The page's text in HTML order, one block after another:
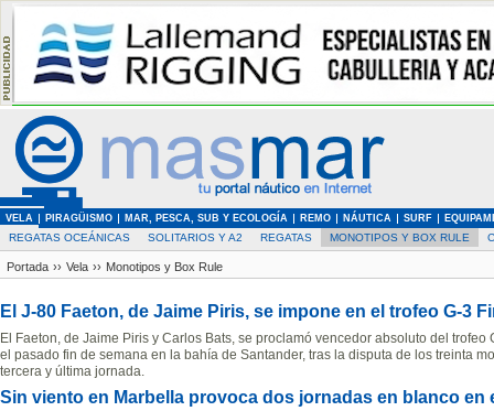
VELA PIRAGÜISMO MAR, PESCA, SUB Y ECOLOGÍA REMO NÁUTICA SURF
REGATAS OCEÁNICAS SOLITARIOS Y A2 REGATAS MONOTIPOS Y BOX RULE
Portada ›› Vela ›› Monotipos y Box Rule
El J-80 Faeton, de Jaime Piris, se impone en el trofeo G-3
El Faeton, de Jaime Piris y Carlos Bats, se proclamó vencedor absoluto del
el pasado fin de semana en la bahía de Santander, tras la disputa de los treinta
tercera y última jornada.
Sin viento en Marbella provoca dos jornadas en blanco en